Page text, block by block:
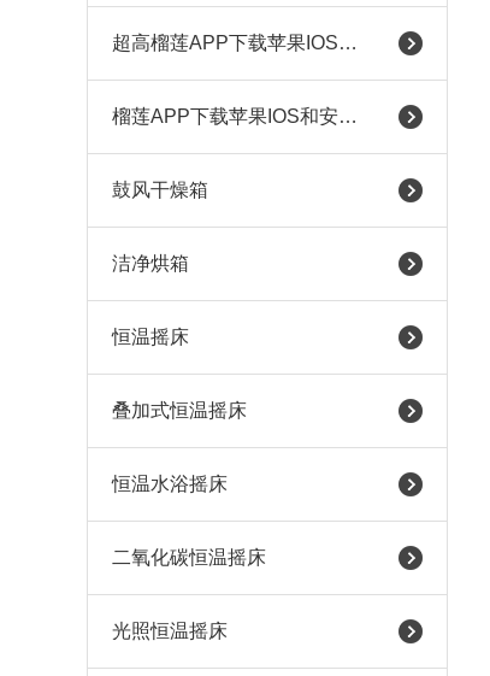
超高榴莲APP下载苹果IOS和安卓
榴莲APP下载苹果IOS和安卓（耐腐蚀）
鼓风干燥箱
洁净烘箱
恒温摇床
叠加式恒温摇床
恒温水浴摇床
二氧化碳恒温摇床
光照恒温摇床